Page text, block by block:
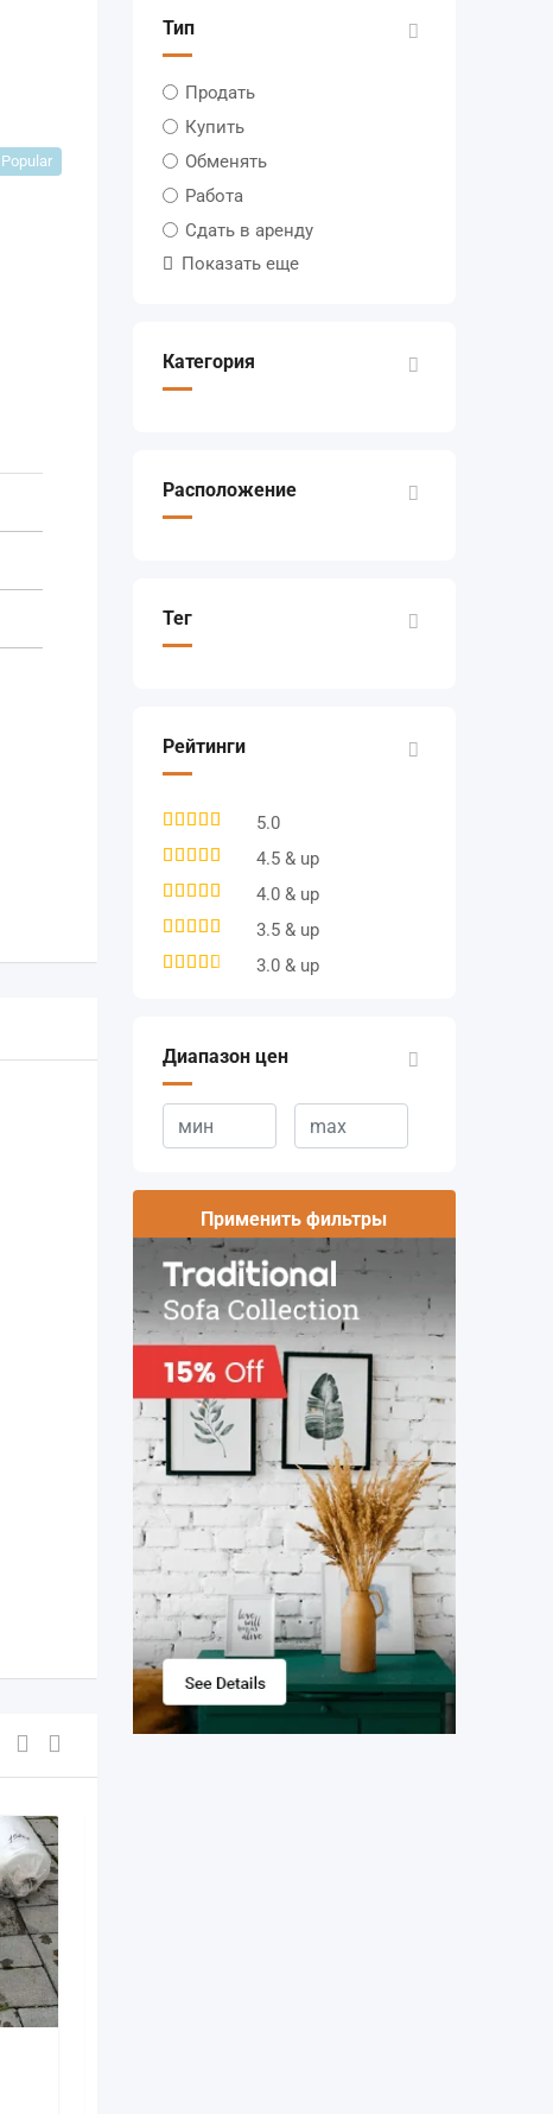
Popular
Тип
Продать
Купить
Обменять
Работа
Сдать в аренду
Показать еще
Категория
Расположение
Тег
Рейтинги
5.0
4.5 & up
4.0 & up
3.5 & up
3.0 & up
Диапазон цен
Применить фильтры